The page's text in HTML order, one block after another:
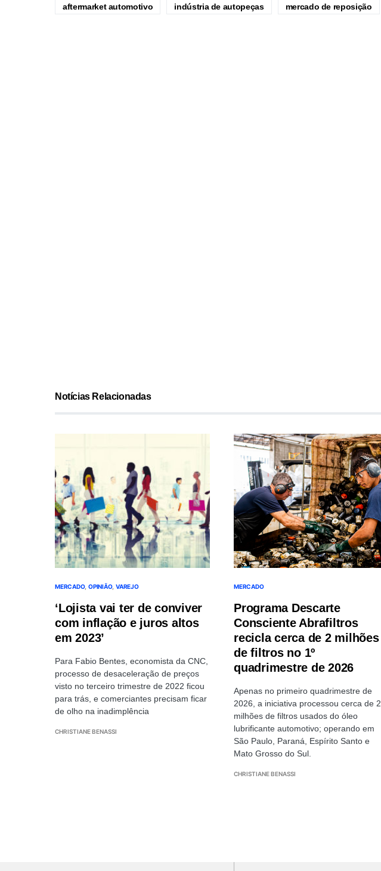
aftermarket automotivo indústria de autopeças mercado de reposição
Notícias Relacionadas
MERCADO OPINIÃO VAREJO
‘Lojista vai ter de conviver
com inflação e juros altos
em 2023’
Para Fabio Bentes, economista da CNC,
processo de desaceleração de preços
visto no terceiro trimestre de 2022 ficou
para trás, e comerciantes precisam ficar
de olho na inadimplência
CHRISTIANE BENASSI
MERCADO
Programa Descarte
Consciente Abrafiltros
recicla cerca de 2 milhões
de filtros no 1º
quadrimestre de 2026
Apenas no primeiro quadrimestre de
2026, a iniciativa processou cerca de 2
milhões de filtros usados do óleo
lubrificante automotivo; operando em
São Paulo, Paraná, Espírito Santo e
Mato Grosso do Sul.
CHRISTIANE BENASSI